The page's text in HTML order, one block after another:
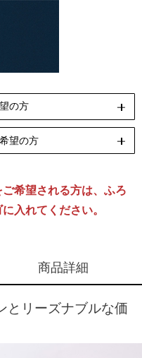
の方
望の方
箱Sサイズ
[有料]
希望される方は、ふろ
入れてください。
商品詳細
とリーズナブルな価